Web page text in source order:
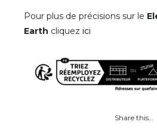
Pour plus de précisions sur le
Earth cliquez ici
Share this…